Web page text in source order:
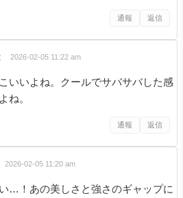
通報 返信
2026-02-05 11:22 am
いいよね。クールでサバサバした感
ね。
通報 返信
2026-02-05 11:20 am
…！あの美しさと強さのギャップに